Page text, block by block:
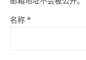
名称 *